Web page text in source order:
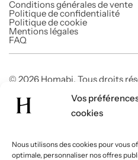
Vos
cookies
Nous utilisons des cookies pour vous
optimale, personnaliser nos offres
Conditions générales de vente
Politique de confidentialité
Politique de cookie
Mentions légales
FAQ
© 2026 Homabi. Tous droits